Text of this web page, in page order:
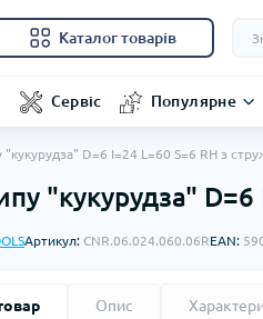
Каталог товарів
Сервіс Популярне
"кукурудза" D=6 I=24 L=60 S=6 RH з
"кукурудза"
Артикул: CNR.06.024.060.06REAN:
Опис